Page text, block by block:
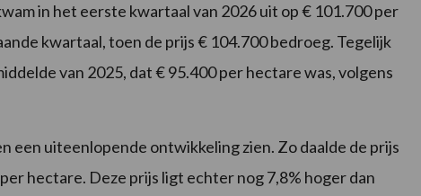
in het eerste kwartaal van 2026 uit op € 101.700 per
kwartaal, toen de prijs € 104.700 bedroeg. Tegelijk
van 2025, dat € 95.400 per hectare was, volgens
een uiteenlopende ontwikkeling zien. Zo daalde de prijs
hectare. Deze prijs ligt echter nog 7,8% hoger dan